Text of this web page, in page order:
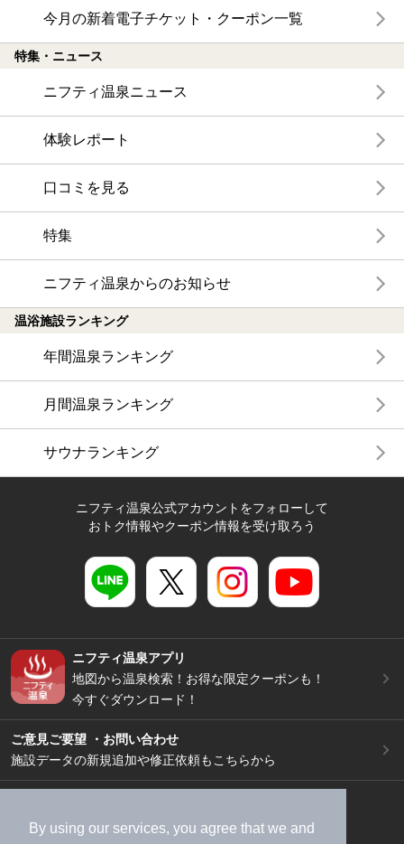
By using our services, you agree that we and
今月の新着電子チケット・クーポン一覧
特集・ニュース
ニフティ温泉ニュース
体験レポート
口コミを見る
特集
ニフティ温泉からのお知らせ
温浴施設ランキング
年間温泉ランキング
月間温泉ランキング
サウナランキング
ニフティ温泉公式アカウントをフォローして
おトク情報やクーポン情報を受け取ろう
ニフティ温泉アプリ
地図から温泉検索！お得な限定クーポンも！
今すぐダウンロード！
ご意見ご要望 ・お問い合わせ
施設データの新規追加や修正依頼もこちらから
加盟店募集（資料請求）
広告出稿のご案内